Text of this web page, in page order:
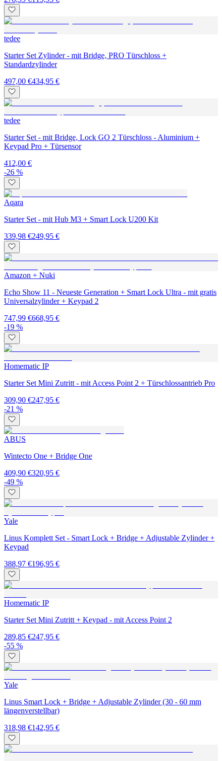
tedee
Starter Set Zylinder - mit Bridge, PRO Türschloss +
Standardzylinder
497,00 €434,95 €
tedee
Starter Set - mit Bridge, Lock GO 2 Türschloss - Aluminium +
Keypad Pro + Türsensor
412,00 €
-26 %
Aqara
Starter Set - mit Hub M3 + Smart Lock U200 Kit
339,98 €249,95 €
Amazon + Nuki
Echo Show 11 - Neueste Generation + Smart Lock Ultra - mit gratis
Universalzylinder + Keypad 2
747,99 €668,95 €
-19 %
Homematic IP
Starter Set Mini Zutritt - mit Access Point 2 + Türschlossantrieb Pro
309,90 €247,95 €
-21 %
ABUS
Wintecto One + Bridge One
409,90 €320,95 €
-49 %
Yale
Linus Komplett Set - Smart Lock + Bridge + Adjustable Zylinder +
Keypad
388,97 €196,95 €
Homematic IP
Starter Set Mini Zutritt + Keypad - mit Access Point 2
289,85 €247,95 €
-55 %
Yale
Linus Smart Lock + Bridge + Adjustable Zylinder (30 - 60 mm
längenverstellbar)
318,98 €142,95 €